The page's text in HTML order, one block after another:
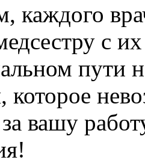
каждого
с
пути
которое
вашу